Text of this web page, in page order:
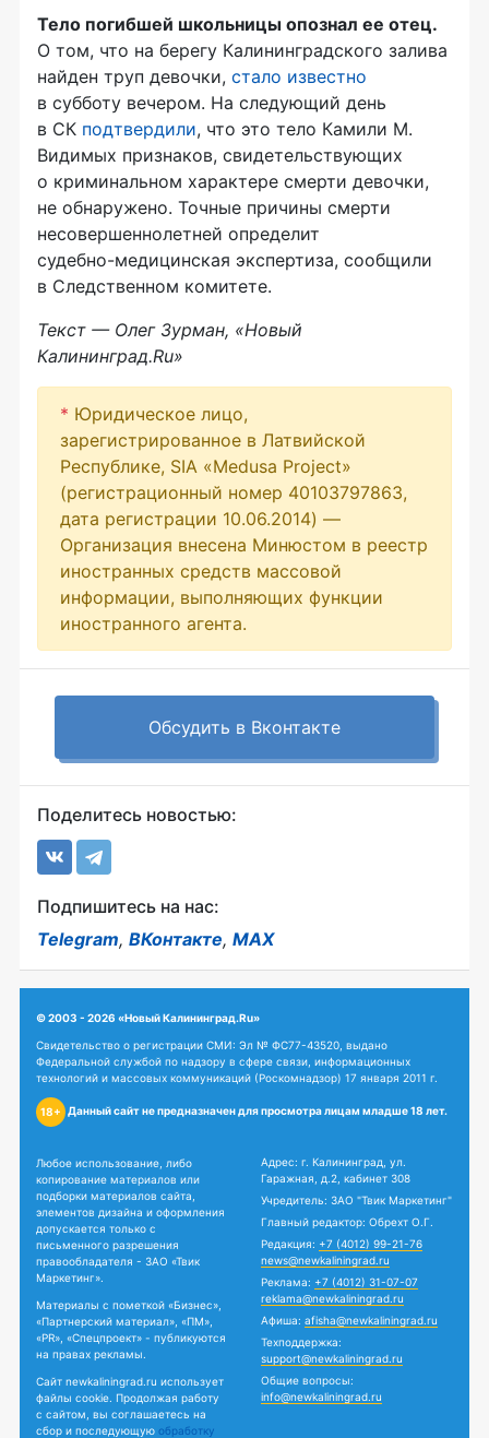
Тело погибшей школьницы опознал ее отец.
О том, что на берегу Калининградского залива
найден труп девочки, стало известно
в субботу вечером. На следующий день
в СК подтвердили, что это тело Камили М.
Видимых признаков, свидетельствующих
о криминальном характере смерти девочки,
не обнаружено. Точные причины смерти
несовершеннолетней определит
судебно-медицинская экспертиза, сообщили
в Следственном комитете.
Текст — Олег Зурман, «Новый
Калининград.Ru»
* Юридическое лицо,
зарегистрированное в Латвийской
Республике, SIA «Medusa Project»
(регистрационный номер 40103797863,
дата регистрации 10.06.2014) —
Организация внесена Минюстом в реестр
иностранных средств массовой
информации, выполняющих функции
иностранного агента.
Обсудить в Вконтакте
Поделитесь новостью:
Подпишитесь на нас:
Telegram, ВКонтакте, MAX
© 2003 - 2026 «Новый Калининград.Ru»
Свидетельство о регистрации СМИ: Эл № ФС77-43520, выдано
Федеральной службой по надзору в сфере связи, информационных
технологий и массовых коммуникаций (Роскомнадзор) 17 января 2011 г.
18+ Данный сайт не предназначен для просмотра лицам младше 18 лет.
Любое использование, либо
копирование материалов или
подборки материалов сайта,
элементов дизайна и оформления
допускается только с
письменного разрешения
правообладателя - ЗАО «Твик
Маркетинг».
Материалы с пометкой «Бизнес»,
«Партнерский материал», «ПМ»,
«PR», «Спецпроект» - публикуются
на правах рекламы.
Сайт newkaliningrad.ru использует
файлы cookie. Продолжая работу
с сайтом, вы соглашаетесь на
сбор и последующую обработку
Адрес: г. Калининград, ул.
Гаражная, д.2, кабинет 308
Учредитель: ЗАО "Твик Маркетинг"
Главный редактор: Обрехт О.Г.
Редакция: +7 (4012) 99-21-76
news@newkaliningrad.ru
Реклама: +7 (4012) 31-07-07
reklama@newkaliningrad.ru
Афиша: afisha@newkaliningrad.ru
Техподдержка:
support@newkaliningrad.ru
Общие вопросы:
info@newkaliningrad.ru